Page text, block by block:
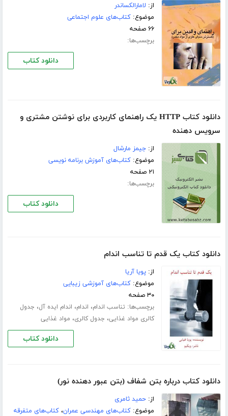
از: لامارالكساندر
موضوع:کتاب‌های علوم اجتماعی
۶۶ صفحه
برچسب‌ها:
دانلود کتاب
دانلود کتاب HTTP یک راهنمای کاربردی برای نوشتن مشتری و
سرویس دهنده
از:جیمز مارشال
موضوع:کتاب‌های آموزش برنامه نویسی
۲۱ صفحه
برچسب‌ها:
دانلود کتاب
دانلود کتاب یک قدم تا تناسب اندام
از:پویا آریا
موضوع:کتاب‌های آموزشی زیبایی
۳۰ صفحه
برچسب‌ها: تناسب اندام، اندام، اندام ایده آل، جدول
کالری مواد غذایی، جدول کالری، مواد غذایی
دانلود کتاب
دانلود کتاب درباره بتن شفاف (بتن عبور دهنده نور)
از:حمید ثامری
موضوع:کتاب‌های مهندسی عمران،کتاب‌های متفرقه